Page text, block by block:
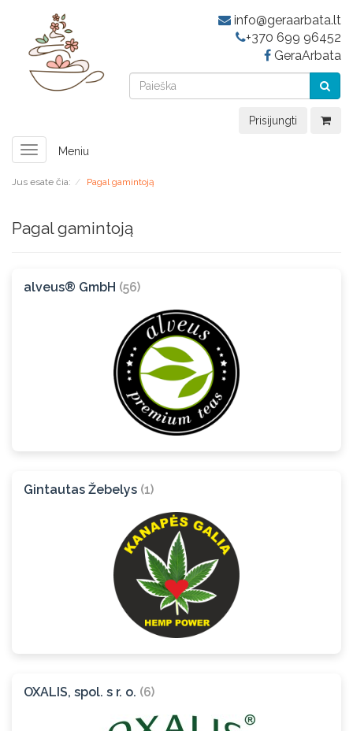
info@geraarbata.lt
+370 699 96452
GeraArbata
Prisijungti
Toggle
navigation
Meniu
Jus esate čia: Pagal gamintoją
Pagal gamintoją
alveus® GmbH (56)
Gintautas Žebelys (1)
OXALIS, spol. s r. o. (6)